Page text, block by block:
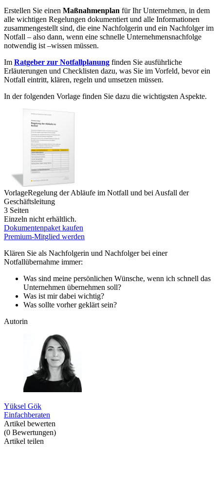
Erstellen Sie einen Maßnahmenplan für Ihr Unternehmen, in dem
alle wichtigen Regelungen dokumentiert und alle Informationen
zusammengestellt sind, die eine Nachfolgerin und ein Nachfolger im
Notfall – also dann, wenn eine schnelle Unternehmensnachfolge
notwendig ist –wissen müssen.
Im Ratgeber zur Notfallplanung finden Sie ausführliche
Erläuterungen und Checklisten dazu, was Sie im Vorfeld, bevor ein
Notfall eintritt, klären, regeln und umsetzen müssen.
In der folgenden Vorlage finden Sie dazu die wichtigsten Aspekte.
VorlageRegelung der Abläufe im Notfall und bei Ausfall der
Geschäftsleitung
3 Seiten
Einzeln nicht erhältlich.
Dokumentenpaket kaufen
Premium-Mitglied werden
Klären Sie als Nachfolgerin und Nachfolger bei einer
Notfallübernahme immer:
Was sind meine persönlichen Wünsche, wenn ich schnell das
Unternehmen übernehmen soll?
Was ist mir dabei wichtig?
Was sollte vorher geklärt sein?
Autorin
Yüksel Gök
Einfachberaten
Artikel bewerten
(0 Bewertungen)
Artikel teilen